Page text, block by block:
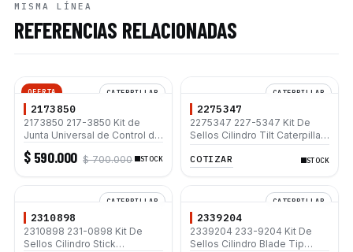
MISMA LÍNEA
REFERENCIAS RELACIONADAS
OFERTA CATERPILLAR
2173850
2173850 217-3850 Kit de
Junta Universal de Control de
Joystick para Caterpillar 420D
430D M315D M318F 226B3
$ 590.000 $ 700.000 STOCK
CATERPILLAR
2275347
2275347 227-5347 Kit De
Sellos Cilindro Tilt Caterpillar
938F 938G
COTIZAR STOCK
CATERPILLAR
2310898
2310898 231-0898 Kit De
Sellos Cilindro Stick
CATERPILLAR
2339204
2339204 233-9204 Kit De
Sellos Cilindro Blade Tip